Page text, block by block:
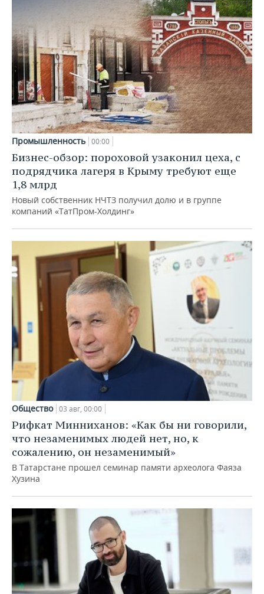
Промышленность 00:00
Бизнес-обзор: пороховой узаконил цеха, с
подрядчика лагеря в Крыму требуют еще
1,8 млрд
Новый собственник НЧТЗ получил долю и в группе
компаний «ТатПром-Холдинг»
Общество 03 авг, 00:00
Рифкат Минниханов: «Как бы ни говорили,
что незаменимых людей нет, но, к
сожалению, он незаменимый»
В Татарстане прошел семинар памяти археолога Фаяза
Хузина